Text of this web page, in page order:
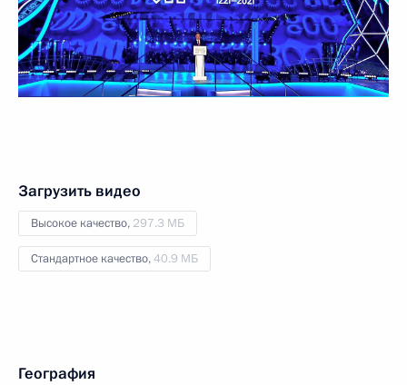
Загрузить видео
Высокое качество, 297.3 МБ
Стандартное качество,40.9 МБ
География